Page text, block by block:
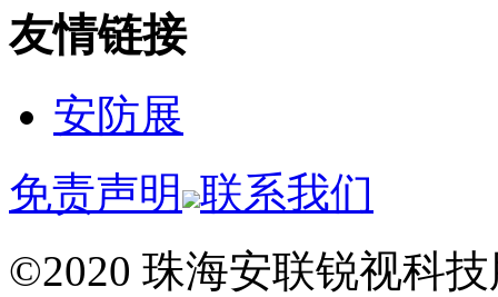
友情链接
安防展
免责声明 联系我们
©2020 珠海安联锐视科